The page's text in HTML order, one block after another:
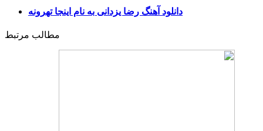
دانلود آهنگ رضا یزدانی به نام اینجا تهرونه
مطالب مرتبط